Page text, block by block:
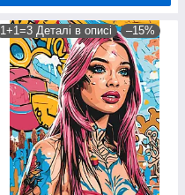
1+1=3 Деталі в описі –15%